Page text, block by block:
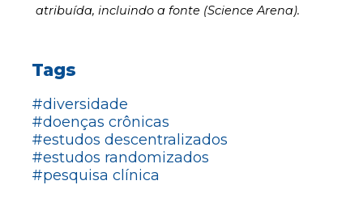
atribuída, incluindo a fonte (Science Arena).
Tags
#diversidade
#doenças crônicas
#estudos descentralizados
#estudos randomizados
#pesquisa clínica